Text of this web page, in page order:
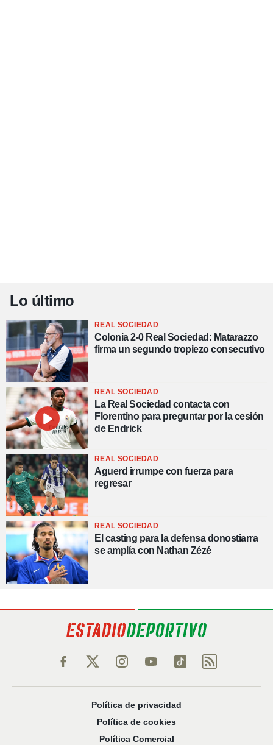
Lo último
REAL SOCIEDAD
Colonia 2-0 Real Sociedad: Matarazzo
firma un segundo tropiezo consecutivo
REAL SOCIEDAD
La Real Sociedad contacta con
Florentino para preguntar por la cesión
de Endrick
REAL SOCIEDAD
Aguerd irrumpe con fuerza para
regresar
REAL SOCIEDAD
El casting para la defensa donostiarra
se amplía con Nathan Zézé
Política de privacidad
Política de cookies
Política Comercial